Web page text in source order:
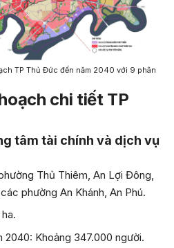
TP Thủ Đức đến năm 2040 với 9 phân
chi tiết TP
tâm tài chính và dịch vụ
Thủ Thiêm, An Lợi Đông,
phường An Khánh, An Phú.
2040: Khoảng 347.000 người.